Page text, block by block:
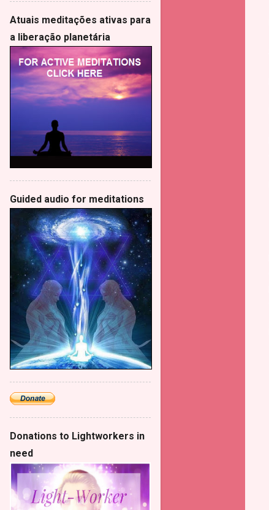
Atuais meditações ativas para
a liberação planetária
Guided audio for meditations
Donations to Lightworkers in
need